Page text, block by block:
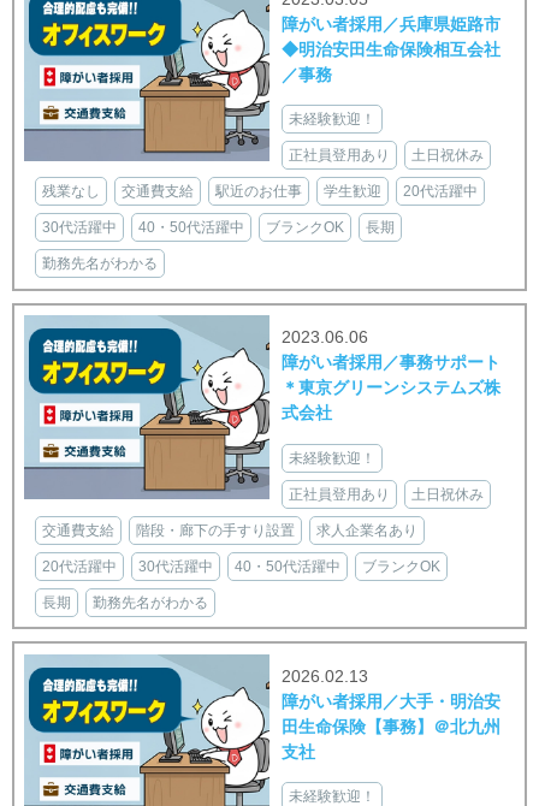
障がい者採用／兵庫県姫路市
◆明治安田生命保険相互会社
／事務
未経験歓迎！
正社員登用あり 土日祝休み
残業なし 交通費支給 駅近のお仕事 学生歓迎 20代活躍中
30代活躍中 40・50代活躍中 ブランクOK 長期
勤務先名がわかる
2023.06.06
障がい者採用／事務サポート
＊東京グリーンシステムズ株
式会社
未経験歓迎！
正社員登用あり 土日祝休み
交通費支給 階段・廊下の手すり設置 求人企業名あり
20代活躍中 30代活躍中 40・50代活躍中 ブランクOK
長期 勤務先名がわかる
2026.02.13
障がい者採用／大手・明治安
田生命保険【事務】＠北九州
支社
未経験歓迎！